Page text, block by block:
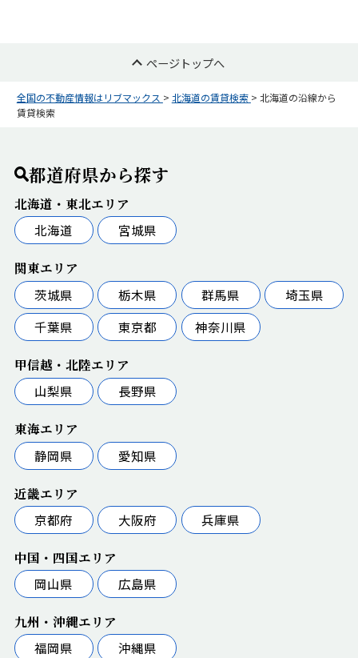
ページトップへ
全国の不動産情報はリブマックス > 北海道の賃貸検索 > 北海道の沿線から
賃貸検索
都道府県から探す
北海道・東北エリア
北海道
宮城県
関東エリア
茨城県
栃木県 群馬県
埼玉県
千葉県
東京都 神奈川県
甲信越・北陸エリア
山梨県
長野県
東海エリア
静岡県
愛知県
近畿エリア
京都府
大阪府 兵庫県
中国・四国エリア
岡山県
広島県
九州・沖縄エリア
福岡県
沖縄県